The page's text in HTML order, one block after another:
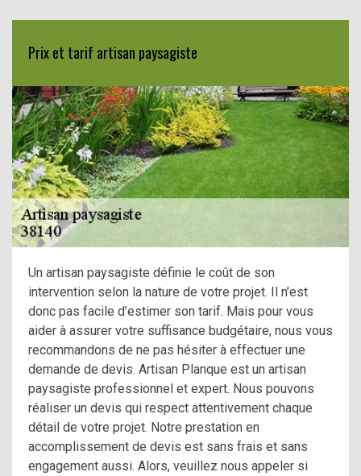
Prix et tarif artisan paysagiste
Un artisan paysagiste définie le coût de son
intervention selon la nature de votre projet. Il n’est
donc pas facile d’estimer son tarif. Mais pour vous
aider à assurer votre suffisance budgétaire, nous vous
recommandons de ne pas hésiter à effectuer une
demande de devis. Artisan Planque est un artisan
paysagiste professionnel et expert. Nous pouvons
réaliser un devis qui respect attentivement chaque
détail de votre projet. Notre prestation en
accomplissement de devis est sans frais et sans
engagement aussi. Alors, veuillez nous appeler si